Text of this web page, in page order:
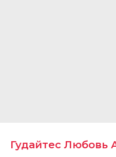
Гудайтес Любовь